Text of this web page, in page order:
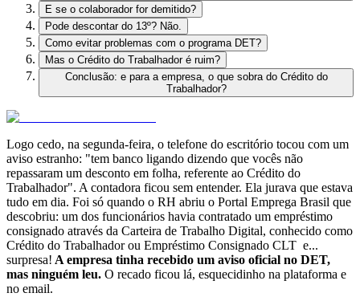
E se o colaborador for demitido?
Pode descontar do 13º? Não.
Como evitar problemas com o programa DET?
Mas o Crédito do Trabalhador é ruim?
Conclusão: e para a empresa, o que sobra do Crédito do
Trabalhador?
Logo cedo, na segunda-feira, o telefone do escritório tocou com um
aviso estranho: "tem banco ligando dizendo que vocês não
repassaram um desconto em folha, referente ao Crédito do
Trabalhador". A contadora ficou sem entender. Ela jurava que estava
tudo em dia. Foi só quando o RH abriu o Portal Emprega Brasil que
descobriu: um dos funcionários havia contratado um empréstimo
consignado através da Carteira de Trabalho Digital, conhecido como
Crédito do Trabalhador ou Empréstimo Consignado CLT e...
surpresa! A empresa tinha recebido um aviso oficial no DET,
mas ninguém leu. O recado ficou lá, esquecidinho na plataforma e
no email.